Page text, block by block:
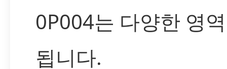
0P004는 다양한 영
됩니다.